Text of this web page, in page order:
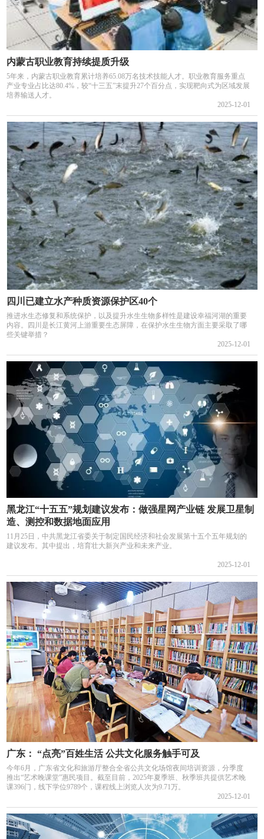
内蒙古职业教育持续提质升级
5年来，内蒙古职业教育累计培养65.08万名技术技能人才。职业教育服务重点
产业专业占比达80.4%，较“十三五”末提升27个百分点，实现靶向式为区域发展
培养输送人才。
2025-12-01
四川已建立水产种质资源保护区40个
推进水生态修复和系统保护，以及提升水生生物多样性是建设幸福河湖的重要
内容。四川是长江黄河上游重要生态屏障，在保护水生生物方面主要采取了哪
些关键举措？
2025-12-01
黑龙江“十五五”规划建议发布：做强星网产业链 发展卫星制
造、测控和数据地面应用
11月25日，中共黑龙江省委关于制定国民经济和社会发展第十五个五年规划的
建议发布。其中提出，培育壮大新兴产业和未来产业。
2025-12-01
广东： “点亮”百姓生活 公共文化服务触手可及
今年6月，广东省文化和旅游厅整合全省公共文化场馆夜间培训资源，分季度
推出“艺术晚课堂”惠民项目。截至目前，2025年夏季班、秋季班共提供艺术晚
课396门，线下学位9789个，课程线上浏览人次为9.71万。
2025-12-01